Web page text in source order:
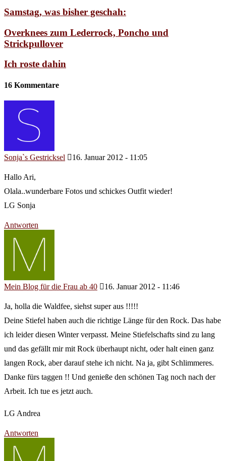
Samstag, was bisher geschah:
Overknees zum Lederrock, Poncho und
Strickpullover
Ich roste dahin
16 Kommentare
Sonja`s Gestricksel 16. Januar 2012 - 11:05
Hallo Ari,
Olala..wunderbare Fotos und schickes Outfit wieder!
LG Sonja
Antworten
Mein Blog für die Frau ab 40 16. Januar 2012 - 11:46
Ja, holla die Waldfee, siehst super aus !!!!!
Deine Stiefel haben auch die richtige Länge für den Rock. Das habe
ich leider diesen Winter verpasst. Meine Stiefelschafts sind zu lang
und das gefällt mir mit Rock überhaupt nicht, oder halt einen ganz
langen Rock, aber darauf stehe ich nicht. Na ja, gibt Schlimmeres.
Danke fürs taggen !! Und genieße den schönen Tag noch nach der
Arbeit. Ich tue es jetzt auch.
LG Andrea
Antworten